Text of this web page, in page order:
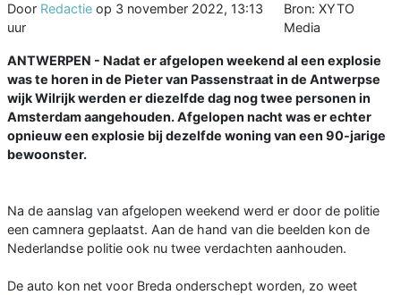
Door Redactie op 3 november 2022, 13:13
uur
Bron: XYTO
Media
ANTWERPEN - Nadat er afgelopen weekend al een explosie
was te horen in de Pieter van Passenstraat in de Antwerpse
wijk Wilrijk werden er diezelfde dag nog twee personen in
Amsterdam aangehouden. Afgelopen nacht was er echter
opnieuw een explosie bij dezelfde woning van een 90-jarige
bewoonster.
Na de aanslag van afgelopen weekend werd er door de politie
een camnera geplaatst. Aan de hand van die beelden kon de
Nederlandse politie ook nu twee verdachten aanhouden.
De auto kon net voor Breda onderschept worden, zo weet